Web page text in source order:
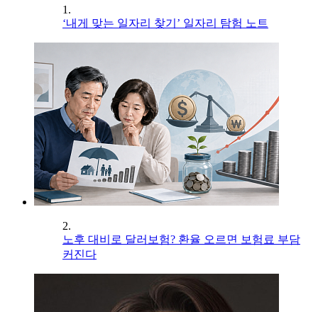
1.
‘내게 맞는 일자리 찾기’ 일자리 탐험 노트
2.
노후 대비로 달러보험? 환율 오르면 보험료 부담
커진다